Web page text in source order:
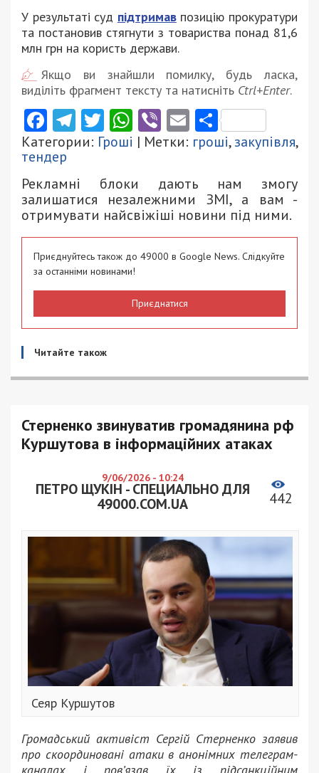
У результаті суд підтримавпозицію прокуратури
та постановив стягнути з товариства понад 81,6
млн грн на користь держави.
Якщо ви знайшли помилку, будь ласка,
виділіть фрагмент тексту та натисніть Ctrl+Enter.
Facebook
Telegram
Twitter
WhatsApp
ViberEmail
Категории: Гроші | Метки: гроші,закупівля,
тендер
Рекламні блоки дають нам змогу
залишатися незалежними ЗМІ, а вам -
отримувати найсвіжіші новини під ними.
Приєднуйтесь також до 49000 в Google News. Слідкуйте
за останніми новинами!
Приєднатися
Читайте також
Стерненко звинуватив громадянина рф
Куршутова в інформаційних атаках
9/06/2026 - 10:24
ПЕТРО ЩУКІН - СПЕЦИАЛЬНО ДЛЯ
49000.COM.UA
442
Сеяр Куршутов
Громадський активіст Сергій Стерненко заявив
про скоординовані атаки в анонімних телеграм-
каналах і пов’язав їх із підсанкційним